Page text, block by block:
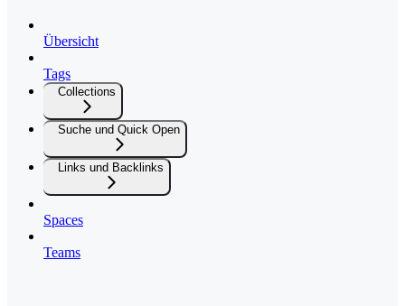
Übersicht
Tags
Collections
Suche und Quick Open
Links und Backlinks
Spaces
Teams